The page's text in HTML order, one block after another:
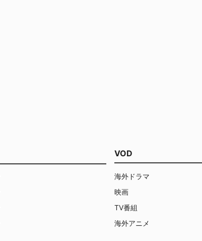
VOD
海外ドラマ
映画
TV番組
海外アニメ